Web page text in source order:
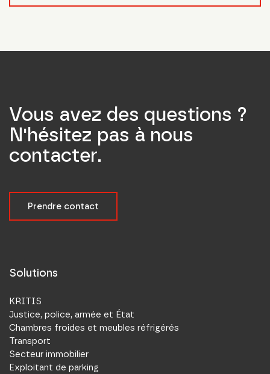
Vous avez des questions ?
N'hésitez pas à nous
contacter.
Prendre contact
Solutions
KRITIS
Justice, police, armée et État
Chambres froides et meubles réfrigérés
Transport
Secteur immobilier
Exploitant de parking